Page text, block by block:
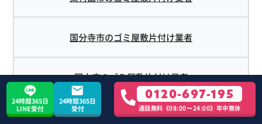
国分寺市のゴミ屋敷片付け業者
国立市のゴミ屋敷片付け業者
福生市のゴミ屋敷片付け業者
24時間365日
LINE受付
24時間365日
受付
0120-697-195
通話無料《08:00〜24:00》年中無休